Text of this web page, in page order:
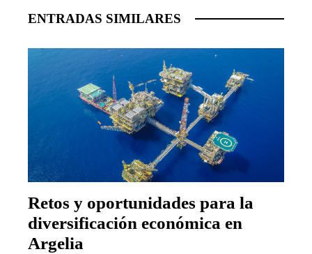
ENTRADAS SIMILARES
Retos y oportunidades para la
diversificación económica en
Argelia